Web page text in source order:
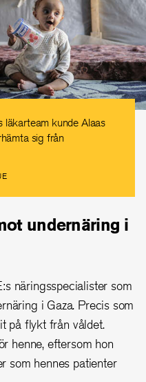
läkarteam kunde Alaas
sig från
undernäring i
näringsspecialister som
i Gaza. Precis som
på flykt från våldet.
henne, eftersom hon
som hennes patienter